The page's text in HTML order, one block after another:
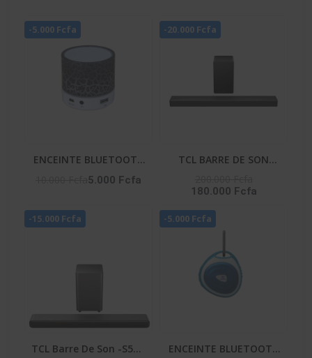
-5.000 Fcfa
ENCEINTE BLUETOOTH
– HIFI_S08U
5.000 Fcfa
-20.000 Fcfa
TCL BARRE DE SON
AIR PLAY - WIRELLES
SUBWOOFER - Q65H
180.000 Fcfa
-15.000 Fcfa
TCL Barre De Son -S55H
-5.000 Fcfa
ENCEINTE BLUETOOTH